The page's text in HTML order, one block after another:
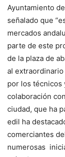
Ayuntamiento
señalado que
mercados
parte de este
de la plaza de
al
por los técnicos
colaboración
ciudad, que ha
edil ha
comerciantes
numerosas